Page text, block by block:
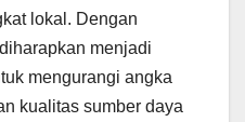
lokal. Dengan
menjadi
mengurangi angka
kualitas sumber daya